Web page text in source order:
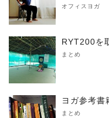
オフィスヨガ
RYT200を
まとめ
ヨガ参考書
まとめ